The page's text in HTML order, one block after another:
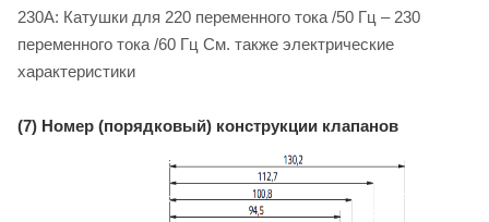
230A: Катушки для 220 переменного тока /50 Гц – 230
переменного тока /60 Гц См. также электрические
характеристики
(7) Номер (порядковый) конструкции клапанов